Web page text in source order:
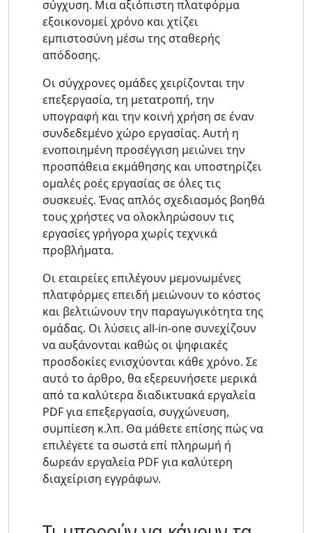
σύγχυση. Μια αξιόπιστη πλατφόρμα
εξοικονομεί χρόνο και χτίζει
εμπιστοσύνη μέσω της σταθερής
απόδοσης.
Οι σύγχρονες ομάδες χειρίζονται την
επεξεργασία, τη μετατροπή, την
υπογραφή και την κοινή χρήση σε έναν
συνδεδεμένο χώρο εργασίας. Αυτή η
ενοποιημένη προσέγγιση μειώνει την
προσπάθεια εκμάθησης και υποστηρίζει
ομαλές ροές εργασίας σε όλες τις
συσκευές. Ένας απλός σχεδιασμός βοηθά
τους χρήστες να ολοκληρώσουν τις
εργασίες γρήγορα χωρίς τεχνικά
προβλήματα.
Οι εταιρείες επιλέγουν μεμονωμένες
πλατφόρμες επειδή μειώνουν το κόστος
και βελτιώνουν την παραγωγικότητα της
ομάδας. Οι λύσεις all-in-one συνεχίζουν
να αυξάνονται καθώς οι ψηφιακές
προσδοκίες ενισχύονται κάθε χρόνο. Σε
αυτό το άρθρο, θα εξερευνήσετε μερικά
από τα καλύτερα διαδικτυακά εργαλεία
PDF για επεξεργασία, συγχώνευση,
συμπίεση κ.λπ. Θα μάθετε επίσης πώς να
επιλέγετε τα σωστά επί πληρωμή ή
δωρεάν εργαλεία PDF για καλύτερη
διαχείριση εγγράφων.